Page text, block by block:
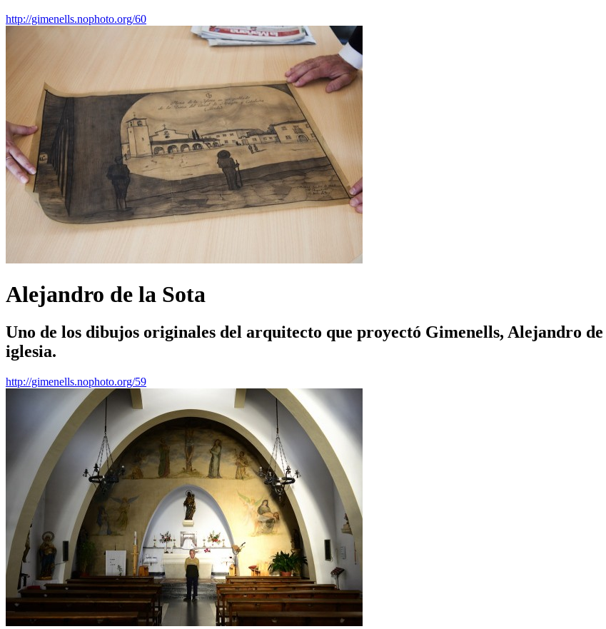
http://gimenells.nophoto.org/60
Alejandro de la Sota
Uno de los dibujos originales del arquitecto que proyectó Gimenells, Alejandro
iglesia.
http://gimenells.nophoto.org/59